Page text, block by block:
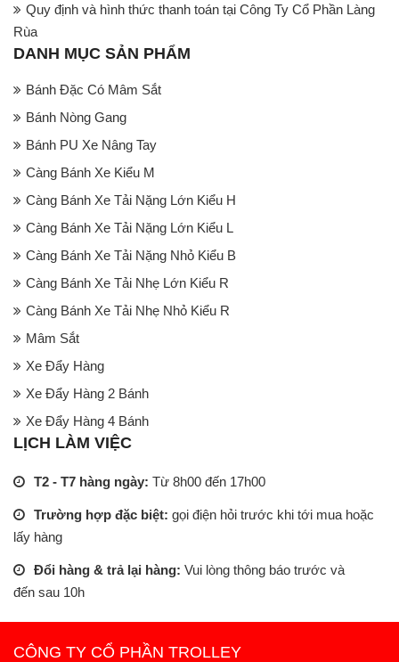
Quy định và hình thức thanh toán tại Công Ty Cổ Phần Làng
Rùa
DANH MỤC SẢN PHẨM
Bánh Đặc Có Mâm Sắt
Bánh Nòng Gang
Bánh PU Xe Nâng Tay
Càng Bánh Xe Kiểu M
Càng Bánh Xe Tải Nặng Lớn Kiểu H
Càng Bánh Xe Tải Nặng Lớn Kiểu L
Càng Bánh Xe Tải Nặng Nhỏ Kiểu B
Càng Bánh Xe Tải Nhẹ Lớn Kiểu R
Càng Bánh Xe Tải Nhẹ Nhỏ Kiểu R
Mâm Sắt
Xe Đẩy Hàng
Xe Đẩy Hàng 2 Bánh
Xe Đẩy Hàng 4 Bánh
LỊCH LÀM VIỆC
T2 - T7 hàng ngày: Từ 8h00 đến 17h00
Trường hợp đặc biệt: gọi điện hỏi trước khi tới mua hoặc
lấy hàng
Đổi hàng & trả lại hàng: Vui lòng thông báo trước và
đến sau 10h
CÔNG TY CỔ PHẦN TROLLEY